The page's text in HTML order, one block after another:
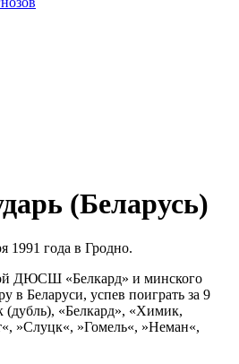
(Беларусь)
1991 года в Гродно.
ДЮСШ «Белкард» и минского
в Беларуси, успев поиграть за 9
«Белкард», «Химик,
»Слуцк«, »Гомель«, »Неман«,